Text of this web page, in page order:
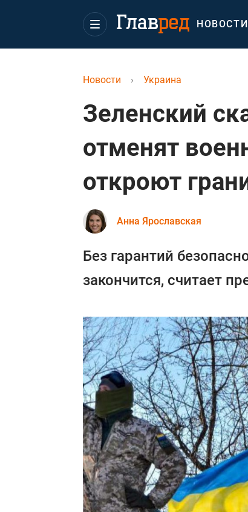
НОВОСТИ
Новости › Украина
Зеленский
отменят
откроют
Анна Ярославская
Без гарантий
закончится, считает